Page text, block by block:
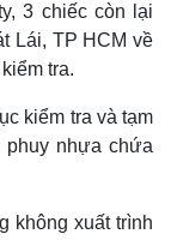
3 chiếc còn lại
Lái, TP HCM về
tra.
kiểm tra và tạm
phuy nhựa chứa
không xuất trình